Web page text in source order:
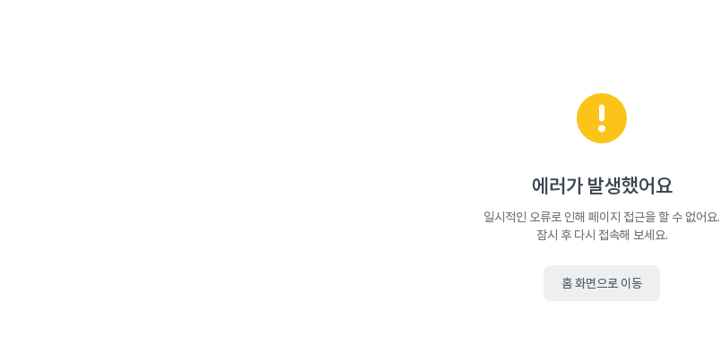
에러가 발생했어요
일시적인 오류로 인해 페이지 접근을 할 수 없어요.
잠시 후 다시 접속해 보세요.
홈 화면으로 이동